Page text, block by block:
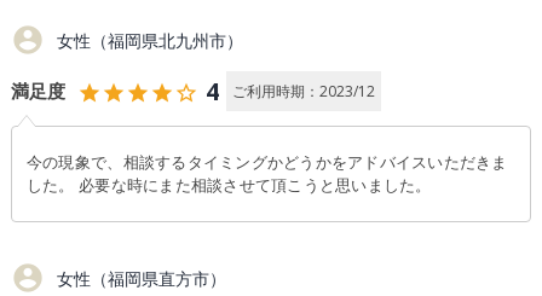
account_circle 女性（福岡県北九州市）
満足度 star star star star star_outline 4 ご利用時期：2023/12
今の現象で、相談するタイミングかどうかをアドバイスいただきま
した。 必要な時にまた相談させて頂こうと思いました。
account_circle 女性（福岡県直方市）